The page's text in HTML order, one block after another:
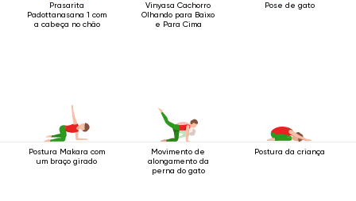
Prasarita
Padottanasana 1 com
a cabeça no chão
Vinyasa Cachorro
Olhando para Baixo
e Para Cima
Pose de gato
Postura Makara com
um braço girado
Movimento de
alongamento da
perna do gato
Postura da criança